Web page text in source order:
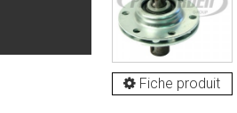
Fiche produit